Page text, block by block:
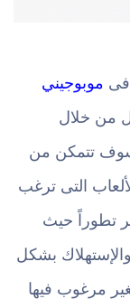
فى موبوجيني
من خلال
سوف تتمكن من
التى ترغب
تطوراً حيث
بشكل
مرغوب فيها